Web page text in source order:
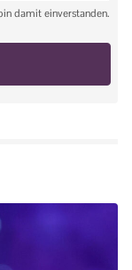
damit einverstanden.